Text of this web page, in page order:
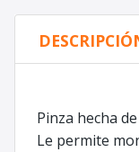
Pinza hecha
Le permite